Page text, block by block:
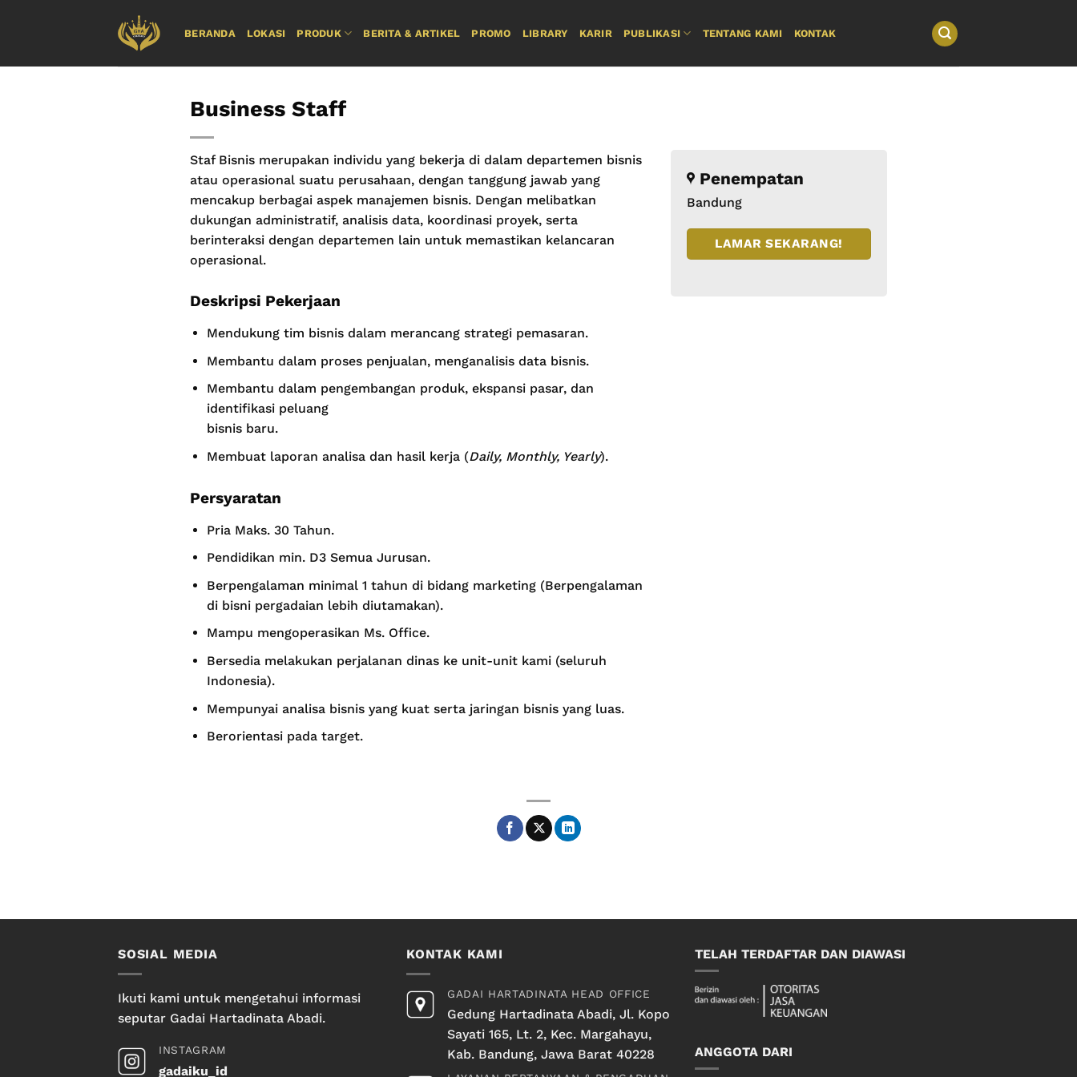
BERANDA LOKASI PRODUK BERITA & ARTIKEL PROMO LIBRARY KARIR PUBLIKASI TENTANG KAMI KONTAK
Business Staff
Staf Bisnis merupakan individu yang bekerja di dalam departemen bisnis
atau operasional suatu perusahaan, dengan tanggung jawab yang
mencakup berbagai aspek manajemen bisnis. Dengan melibatkan
dukungan administratif, analisis data, koordinasi proyek, serta
berinteraksi dengan departemen lain untuk memastikan kelancaran
operasional.
Deskripsi Pekerjaan
Mendukung tim bisnis dalam merancang strategi pemasaran.
Membantu dalam proses penjualan, menganalisis data bisnis.
Membantu dalam pengembangan produk, ekspansi pasar, dan
identifikasi peluang
bisnis baru.
Membuat laporan analisa dan hasil kerja (Daily, Monthly, Yearly).
Persyaratan
Pria Maks. 30 Tahun.
Pendidikan min. D3 Semua Jurusan.
Berpengalaman minimal 1 tahun di bidang marketing (Berpengalaman
di bisni pergadaian lebih diutamakan).
Mampu mengoperasikan Ms. Office.
Bersedia melakukan perjalanan dinas ke unit-unit kami (seluruh
Indonesia).
Mempunyai analisa bisnis yang kuat serta jaringan bisnis yang luas.
Berorientasi pada target.
Penempatan
Bandung
LAMAR SEKARANG!
SOSIAL MEDIA
Ikuti kami untuk mengetahui informasi
seputar Gadai Hartadinata Abadi.
INSTAGRAM
gadaiku_id
KONTAK KAMI
GADAI HARTADINATA HEAD OFFICE
Gedung Hartadinata Abadi, Jl. Kopo
Sayati 165, Lt. 2, Kec. Margahayu,
Kab. Bandung, Jawa Barat 40228
TELAH TERDAFTAR DAN DIAWASI
ANGGOTA DARI